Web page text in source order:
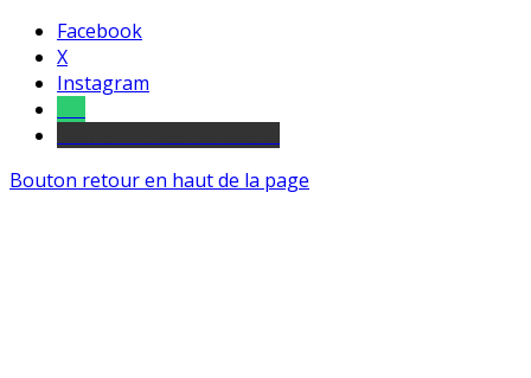
Facebook
X
Instagram
Bouton retour en haut de la page